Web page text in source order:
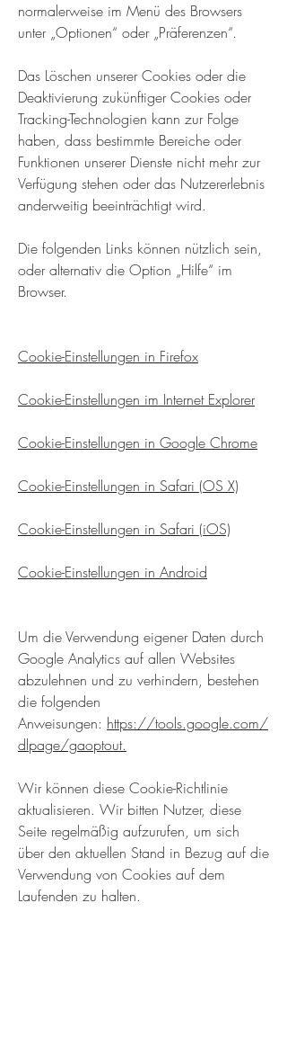
normalerweise im Menü des Browsers
unter „Optionen“ oder „Präferenzen“.
Das Löschen unserer Cookies oder die
Deaktivierung zukünftiger Cookies oder
Tracking-Technologien kann zur Folge
haben, dass bestimmte Bereiche oder
Funktionen unserer Dienste nicht mehr zur
Verfügung stehen oder das Nutzererlebnis
anderweitig beeinträchtigt wird.
Die folgenden Links können nützlich sein,
oder alternativ die Option „Hilfe“ im
Browser.
Cookie-Einstellungen in Firefox
Cookie-Einstellungen im Internet Explorer
Cookie-Einstellungen in Google Chrome
Cookie-Einstellungen in Safari (OS X)
Cookie-Einstellungen in Safari (iOS)
Cookie-Einstellungen in Android
Um die Verwendung eigener Daten durch
Google Analytics auf allen Websites
abzulehnen und zu verhindern, bestehen
die folgenden
Anweisungen: https://tools.google.com/
dlpage/gaoptout.
Wir können diese Cookie-Richtlinie
aktualisieren. Wir bitten Nutzer, diese
Seite regelmäßig aufzurufen, um sich
über den aktuellen Stand in Bezug auf die
Verwendung von Cookies auf dem
Laufenden zu halten.